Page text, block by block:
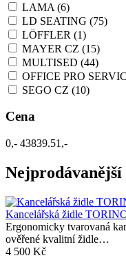
LAMA (6)
LD SEATING (75)
LÖFFLER (1)
MAYER CZ (15)
MULTISED (44)
OFFICE PRO
SEGO CZ (10)
Cena
0,- 43839.51,-
Kancelářská židle
Ergonomicky tvarovaná
ověřené kvalitní židle…
4 500 Kč